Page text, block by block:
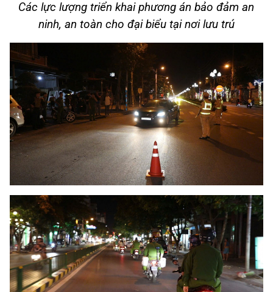
Các lực lượng triển khai phương án bảo đảm an
ninh, an toàn cho đại biểu tại nơi lưu trú